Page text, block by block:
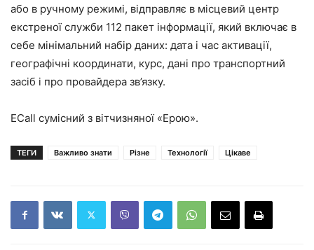
або в ручному режимі, відправляє в місцевий центр
екстреної служби 112 пакет інформації, який включає в
себе мінімальний набір даних: дата і час активації,
географічні координати, курс, дані про транспортний
засіб і про провайдера зв’язку.
ECall сумісний з вітчизняної «Ерою».
ТЕГИ Важливо знати Різне Технології Цікаве